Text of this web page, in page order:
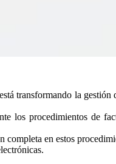
la gestión
los procedimientos de
completa en estos